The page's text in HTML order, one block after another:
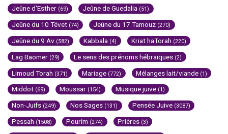
Jeûne d'Esther (69) Jeûne de Guedalia (51)
Jeûne du 10 Tévet (74) Jeûne du 17 Tamouz (270)
Jeûne du 9 Av (582) Kabbala (4) Kriat haTorah (220)
Lag Baomer (29) Le sens des prénoms hébraïques (2)
Limoud Torah (371) Mariage (772) Mélanges lait/viande (1)
Middot (69) Moussar (154) Musique juive (1)
Non-Juifs (249) Nos Sages (131) Pensée Juive (3087)
Pessah (1508) Pourim (274) Prières (3)